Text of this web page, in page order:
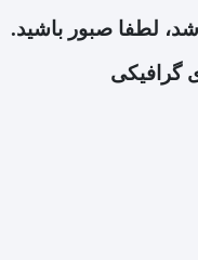
لطفا صبور باشید.